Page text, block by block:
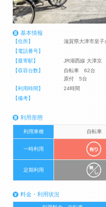
基本情報
【住所】
滋賀県大津市皇子
【電話番号】
【最寄駅】
JR湖西線 大津京
【収容台数】
自転車 62台
原付 5台
【利用時間】
24時間
【備考】
利用形態
利用車種 自転車
一時利用
定期利用
料金・利用状況